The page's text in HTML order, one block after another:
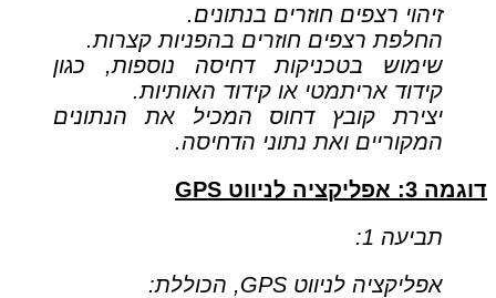
זיהוי רצפים חוזרים בנתונים.
החלפת רצפים חוזרים בהפניות קצרות.
שימוש בטכניקות דחיסה נוספות, כגון
קידוד אריתמטי או קידוד האותיות.
יצירת קובץ דחוס המכיל את הנתונים
המקוריים ואת נתוני הדחיסה.
דוגמה 3: אפליקציה לניווט GPS
תביעה 1:
אפליקציה לניווט GPS, הכוללת: